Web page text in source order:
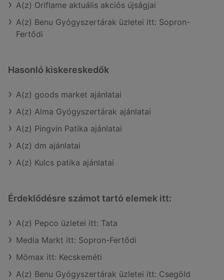
A(z) Oriflame aktuális akciós újságjai
A(z) Benu Gyógyszertárak üzletei itt: Sopron-
Fertődi
Hasonló kiskereskedők
A(z) goods market ajánlatai
A(z) Alma Gyógyszertárak ajánlatai
A(z) Pingvin Patika ajánlatai
A(z) dm ajánlatai
A(z) Kulcs patika ajánlatai
Érdeklődésre számot tartó elemek itt:
A(z) Pepco üzletei itt: Tata
Media Markt itt: Sopron-Fertődi
Mömax itt: Kecskeméti
A(z) Benu Gyógyszertárak üzletei itt: Csegöld